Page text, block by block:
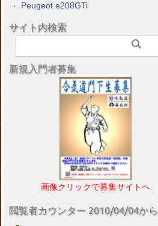
Peugeot e208GTi
サイト内検索
新規入門者募集
画像クリックで募集サイトへ
閲覧者カウンター 2010/04/04から